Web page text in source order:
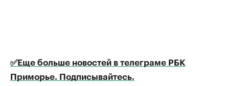
✅Еще больше новостей в телеграме РБК
Приморье. Подписывайтесь.